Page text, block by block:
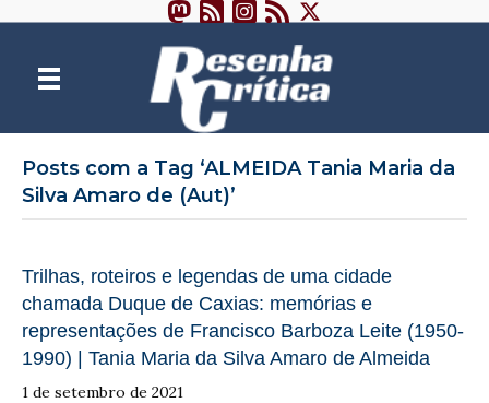
Posts com a Tag ‘ALMEIDA Tania Maria da
Silva Amaro de (Aut)’
Trilhas, roteiros e legendas de uma cidade
chamada Duque de Caxias: memórias e
representações de Francisco Barboza Leite (1950-
1990) | Tania Maria da Silva Amaro de Almeida
1 de setembro de 2021